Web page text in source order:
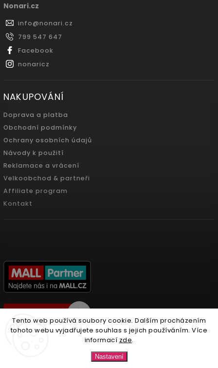
Tento web používá soubory cookie. Dalším procházením
tohoto webu vyjadřujete souhlas s jejich používáním. Více
informací zde.
Nastavení
Nonari.cz
info@nonari.cz
799 547 647
Facebook
nonaricz
NAKUPOVÁNÍ
Doprava a platba
Obchodní podmínky
Ochrany osobních údajů
Návody k použití
Reklamace a vrácení
Velkoobchod & partneři
Affiliate program
Kontakt
Nonari.cz. Všechna práva vyhrazena.